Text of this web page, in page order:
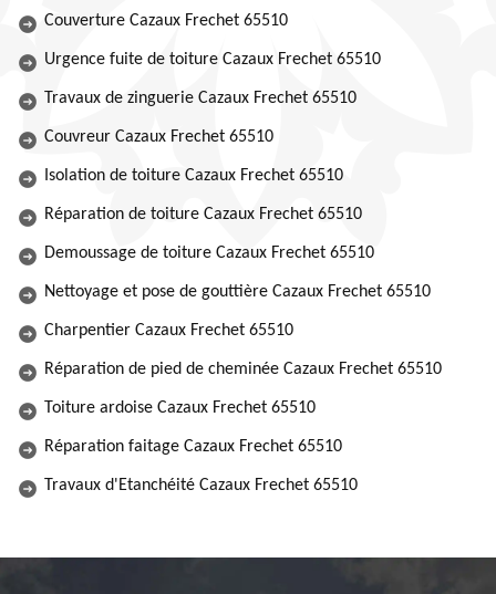
Couverture Cazaux Frechet 65510
Urgence fuite de toiture Cazaux Frechet 65510
Travaux de zinguerie Cazaux Frechet 65510
Couvreur Cazaux Frechet 65510
Isolation de toiture Cazaux Frechet 65510
Réparation de toiture Cazaux Frechet 65510
Demoussage de toiture Cazaux Frechet 65510
Nettoyage et pose de gouttière Cazaux Frechet 65510
Charpentier Cazaux Frechet 65510
Réparation de pied de cheminée Cazaux Frechet 65510
Toiture ardoise Cazaux Frechet 65510
Réparation faitage Cazaux Frechet 65510
Travaux d'Etanchéité Cazaux Frechet 65510